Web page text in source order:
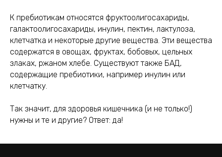
К пребиотикам относятся фруктоолигосахариды,
галактоолигосахариды, инулин, пектин, лактулоза,
клетчатка и некоторые другие вещества. Эти вещества
содержатся в овощах, фруктах, бобовых, цельных
злаках, ржаном хлебе. Существуют также БАД,
содержащие пребиотики, например инулин или
клетчатку.
Так значит, для здоровья кишечника (и не только!)
нужны и те и другие? Ответ: да!